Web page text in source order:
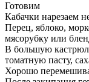
Готовим
Кабачки нарезаем
Перец, яблоко,
мясорубку или
В большую
томатную пасту,
Хорошо